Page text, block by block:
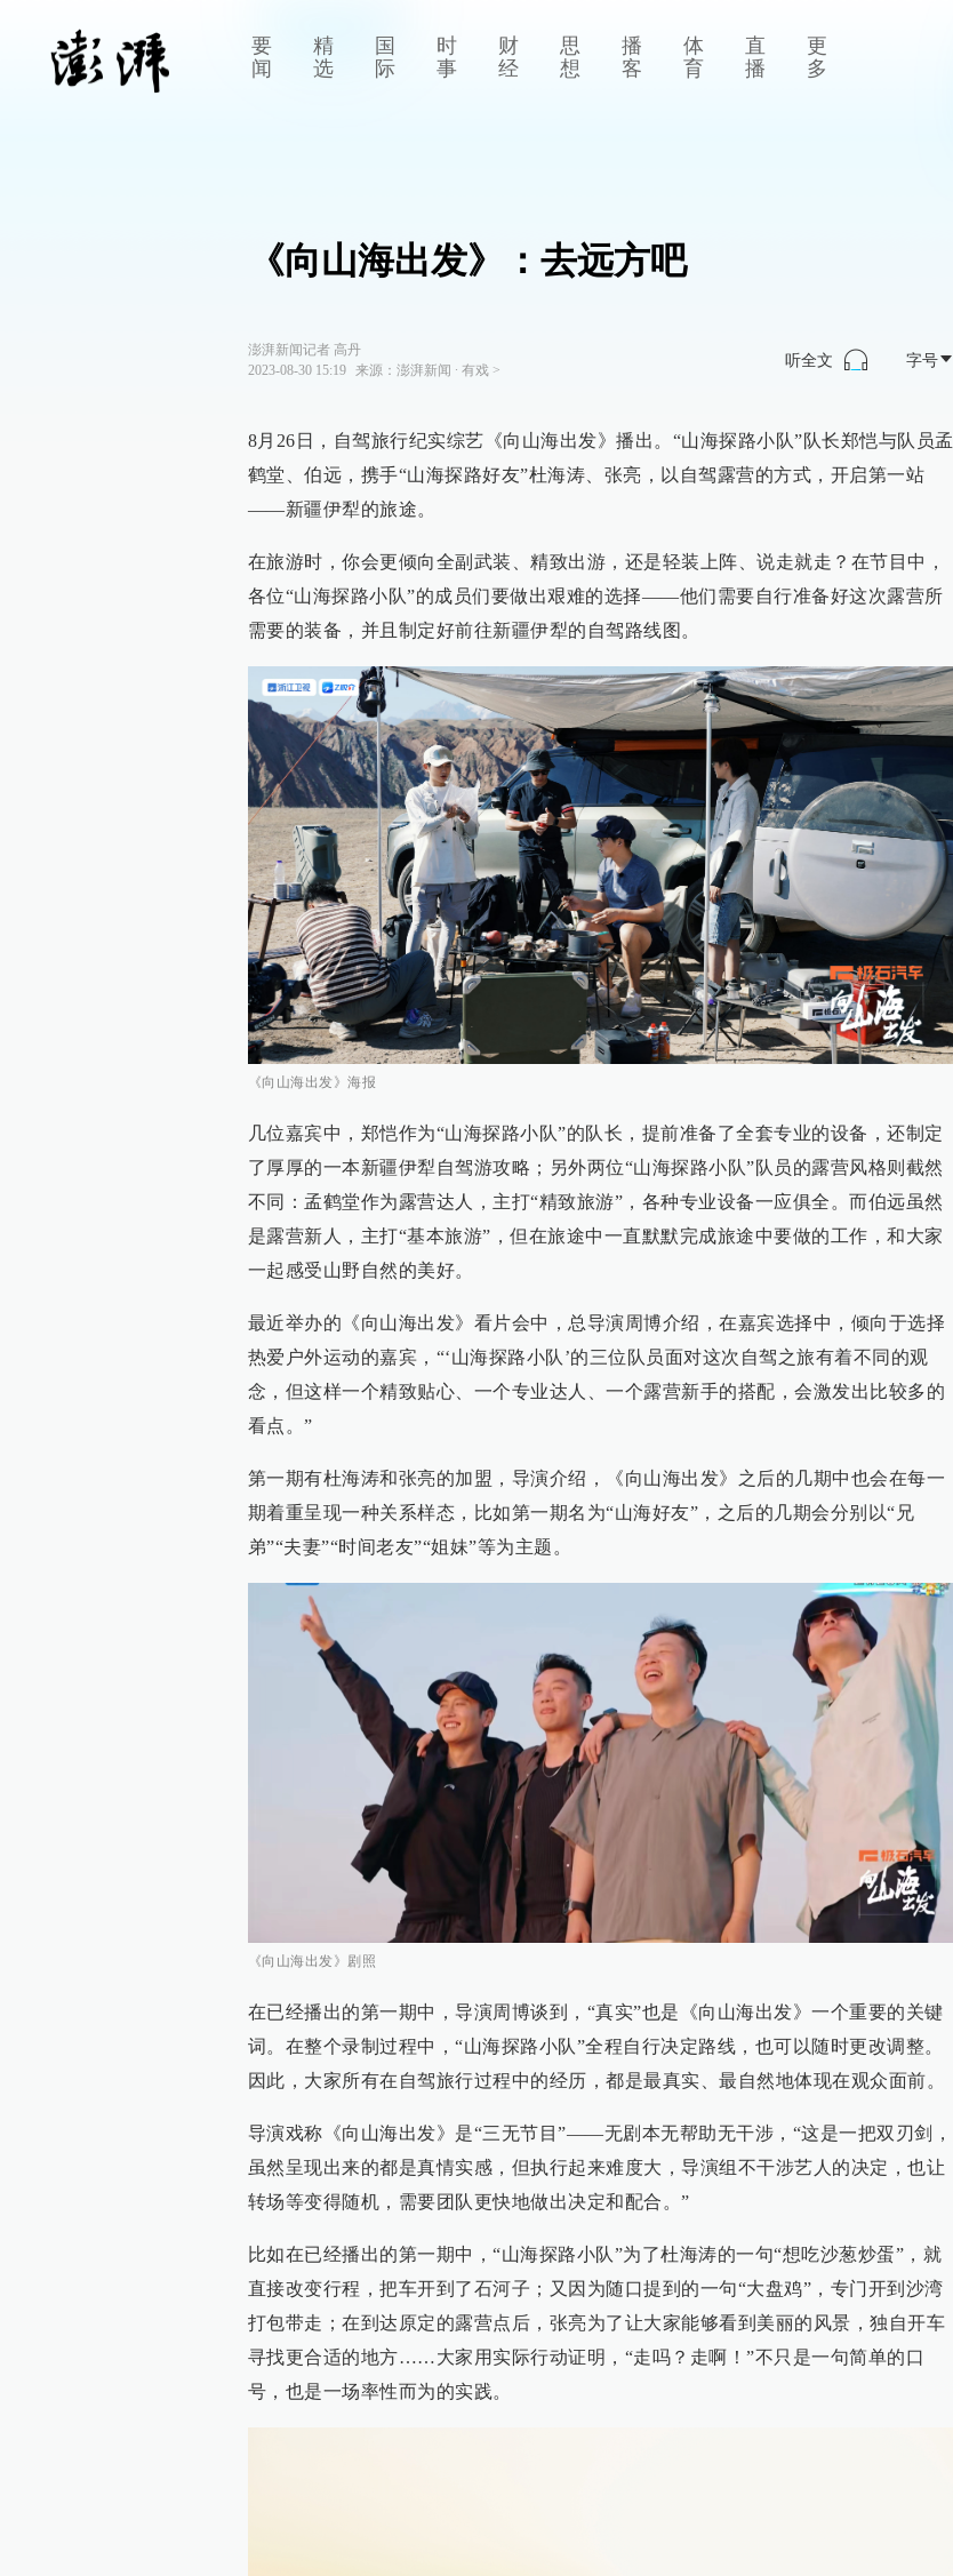
要
闻
精
选
国
际
时
事
财
经
思
想
播
客
体
育
直
播
更
多
《向山海出发》：去远方吧
澎湃新闻记者 高丹
2023-08-30 15:19
来源： 澎湃新闻 ∙ 有戏>
听全文 字号
8月26日，自驾旅行纪实综艺《向山海出发》播出。“山海探路小队”队长郑恺与队员孟
鹤堂、伯远，携手“山海探路好友”杜海涛、张亮，以自驾露营的方式，开启第一站
——新疆伊犁的旅途。
在旅游时，你会更倾向全副武装、精致出游，还是轻装上阵、说走就走？在节目中，
各位“山海探路小队”的成员们要做出艰难的选择——他们需要自行准备好这次露营所
需要的装备，并且制定好前往新疆伊犁的自驾路线图。
《向山海出发》海报
几位嘉宾中，郑恺作为“山海探路小队”的队长，提前准备了全套专业的设备，还制定
了厚厚的一本新疆伊犁自驾游攻略；另外两位“山海探路小队”队员的露营风格则截然
不同：孟鹤堂作为露营达人，主打“精致旅游”，各种专业设备一应俱全。而伯远虽然
是露营新人，主打“基本旅游”，但在旅途中一直默默完成旅途中要做的工作，和大家
一起感受山野自然的美好。
最近举办的《向山海出发》看片会中，总导演周博介绍，在嘉宾选择中，倾向于选择
热爱户外运动的嘉宾，“‘山海探路小队’的三位队员面对这次自驾之旅有着不同的观
念，但这样一个精致贴心、一个专业达人、一个露营新手的搭配，会激发出比较多的
看点。”
第一期有杜海涛和张亮的加盟，导演介绍，《向山海出发》之后的几期中也会在每一
期着重呈现一种关系样态，比如第一期名为“山海好友”，之后的几期会分别以“兄
弟”“夫妻”“时间老友”“姐妹”等为主题。
《向山海出发》剧照
在已经播出的第一期中，导演周博谈到，“真实”也是《向山海出发》一个重要的关键
词。在整个录制过程中，“山海探路小队”全程自行决定路线，也可以随时更改调整。
因此，大家所有在自驾旅行过程中的经历，都是最真实、最自然地体现在观众面前。
导演戏称《向山海出发》是“三无节目”——无剧本无帮助无干涉，“这是一把双刃剑，
虽然呈现出来的都是真情实感，但执行起来难度大，导演组不干涉艺人的决定，也让
转场等变得随机，需要团队更快地做出决定和配合。”
比如在已经播出的第一期中，“山海探路小队”为了杜海涛的一句“想吃沙葱炒蛋”，就
直接改变行程，把车开到了石河子；又因为随口提到的一句“大盘鸡”，专门开到沙湾
打包带走；在到达原定的露营点后，张亮为了让大家能够看到美丽的风景，独自开车
寻找更合适的地方……大家用实际行动证明，“走吗？走啊！”不只是一句简单的口
号，也是一场率性而为的实践。